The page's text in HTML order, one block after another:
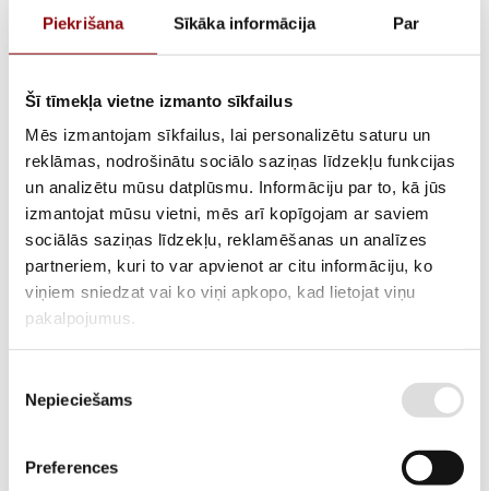
Piekrišana Sīkāka informācija Par
Šī tīmekļa vietne izmanto sīkfailus
Mēs izmantojam sīkfailus, lai personalizētu saturu un
reklāmas, nodrošinātu sociālo saziņas līdzekļu funkcijas
un analizētu mūsu datplūsmu. Informāciju par to, kā jūs
izmantojat mūsu vietni, mēs arī kopīgojam ar saviem
sociālās saziņas līdzekļu, reklamēšanas un analīzes
partneriem, kuri to var apvienot ar citu informāciju, ko
viņiem sniedzat vai ko viņi apkopo, kad lietojat viņu
pakalpojumus.
izvēle
Nepieciešams
Preferences
Catalogue
View more
Cooling system
View more
Crank-slider mechanism and gaskets
View more